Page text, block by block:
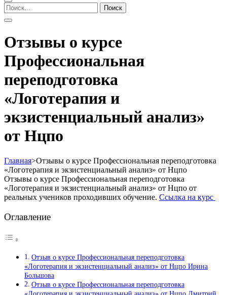
Найти:
Отзывы о курсе
Профессиональная
переподготовка
«Логотерапия и
экзистенциальный анализ»
от Нцпо
Главная>Отзывы о курсе Профессиональная переподготовка
«Логотерапия и экзистенциальный анализ» от Нцпо
Отзывы о курсе Профессиональная переподготовка
«Логотерапия и экзистенциальный анализ» от Нцпо от
реальных учеников проходивших обучение. Ссылка на курс
Оглавление
Отзыв о курсе Профессиональная переподготовка
«Логотерапия и экзистенциальный анализ» от Нцпо Ирина
Большова
Отзыв о курсе Профессиональная переподготовка